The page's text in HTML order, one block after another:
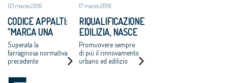
Commissione
appositamente
costituita per la
delle elezioni per il
rinnovo del Cnappc
03 marzo 2016
CODICE APPALTI:
“MARCA UNA
SIGNIFICATIVA
DISCONTINUITÀ”
Superata la
farraginosa normativa
precedente
17 marzo 2016
RIQUALIFICAZIONE
EDILIZIA, NASCE
E-LAB, PROMOSSO
DA ARCHITETTI E
LEGAMBIENTE
Promuovere sempre
di più il rinnovamento
urbano ed edilizio